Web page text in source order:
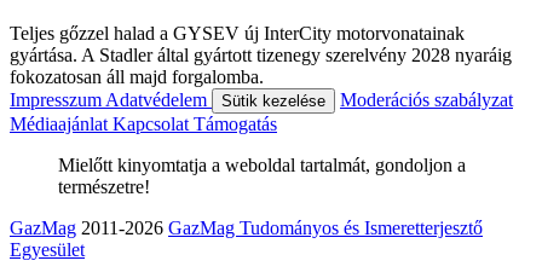
Teljes gőzzel halad a GYSEV új InterCity motorvonatainak
gyártása. A Stadler által gyártott tizenegy szerelvény 2028 nyaráig
fokozatosan áll majd forgalomba.
Impresszum Adatvédelem Sütik kezelése
Moderációs szabályzat
Médiaajánlat Kapcsolat Támogatás
Mielőtt kinyomtatja a weboldal tartalmát, gondoljon a
természetre!
GazMag 2011-2026 GazMag Tudományos és Ismeretterjesztő
Egyesület